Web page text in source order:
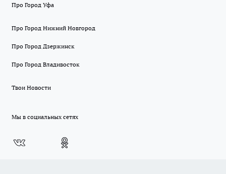
Про Город Уфа
Про Город Нижний Новгород
Про Город Дзержинск
Про Город Владивосток
Твои Новости
Мы в социальных сетях